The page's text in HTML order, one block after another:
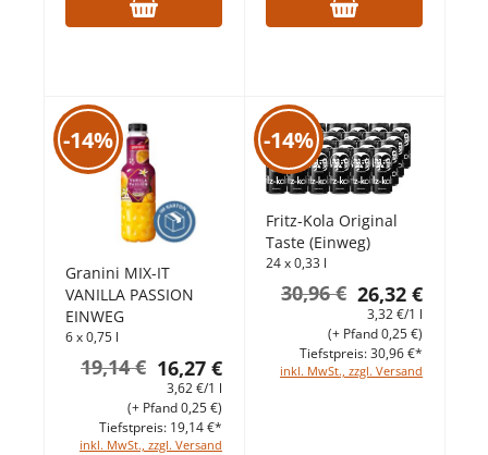
-14%
Granini MIX-IT
VANILLA PASSION
EINWEG
6 x 0,75 l
16,27 €
19,14 €
3,62 €/1 l
inkl. MwSt., zzgl. Versand
(+ Pfand 0,25 €)
Tiefstpreis: 19,14 €*
-14%
Fritz-Kola Original
Taste (Einweg)
24 x 0,33 l
26,32 €
30,96 €
3,32 €/1 l
inkl. MwSt., zzgl. Versand
(+ Pfand 0,25 €)
Tiefstpreis: 30,96 €*